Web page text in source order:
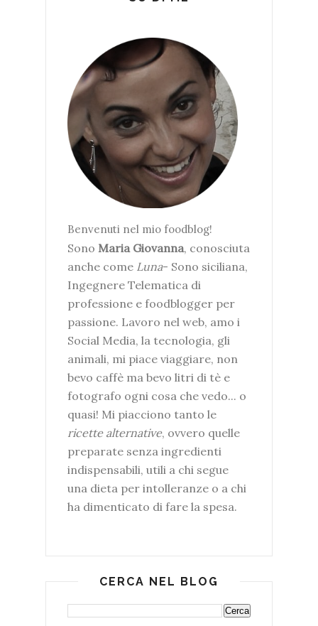
Benvenuti nel mio foodblog!
Sono Maria Giovanna, conosciuta
anche come Luna- Sono siciliana,
Ingegnere Telematica di
professione e foodblogger per
passione. Lavoro nel web, amo i
Social Media, la tecnologia, gli
animali, mi piace viaggiare, non
bevo caffè ma bevo litri di tè e
fotografo ogni cosa che vedo... o
quasi! Mi piacciono tanto le
ricette alternative, ovvero quelle
preparate senza ingredienti
indispensabili, utili a chi segue
una dieta per intolleranze o a chi
ha dimenticato di fare la spesa.
CERCA NEL BLOG